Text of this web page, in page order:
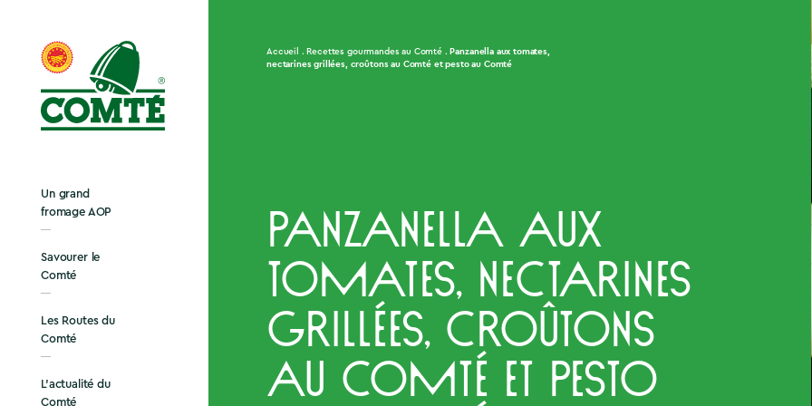
Un grand
fromage AOP
Savourer le
Comté
Les Routes du
Comté
L’actualité du
Comté
Accueil Recettes gourmandes au Comté
Panzanella aux tomates,
nectarines grillées, croûtons au Comté et pesto au Comté
Panzanella aux
tomates, nectarines
grillées, croûtons
au Comté et pesto